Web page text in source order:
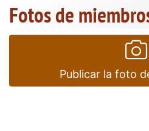
Fotos de
Publicar la foto